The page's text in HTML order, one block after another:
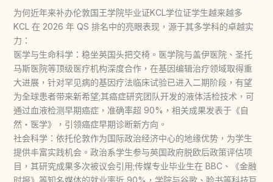
为何近年来补办伦敦国王学院毕业证KCL学位证学生越来越多
KCL 在 2026 年 QS 排名中的亮眼表现，源于其多学科的卓越实
力：
医学与生命科学：稳坐英国头把交椅。医学院与盖伊医院、圣托
马斯医院等顶级医疗机构深度合作，在基因编辑治疗领域取得重
大进展，针对罕见病的基因疗法临床试验已进入二期阶段，有望
为全球患者带来新希望;其癌症研究团队开发的液体活检技术，可
通过血液检测早期癌症，准确率超 90%，相关成果发表于《自
然・医学》，引领癌症早期诊断新方向。
社会科学：依托伦敦作为国际政治经济中心的地缘优势，为学生
提供丰富实践机会。政治系学生参与英国政府脱欧后政策评估项
目，其研究成果多次被议会引用;传媒专业毕业生在 BBC、《金融
时报》等知名媒体的就业率近 90%，学院与谷歌、脸书等科技巨